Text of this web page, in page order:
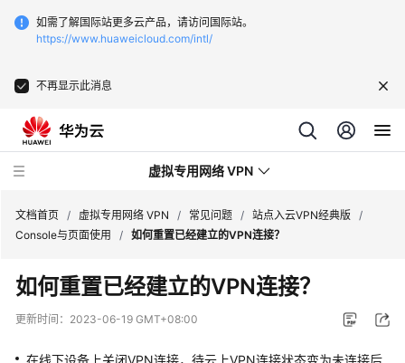
如需了解国际站更多云产品，请访问国际站。
https://www.huaweicloud.com/intl/
不再显示此消息
虚拟专用网络 VPN
最
新
动
文档首页 / 虚拟专用网络 VPN / 常见问题 / 站点入云VPN经典版
/
Console与页面使用
/ 如何重置已经建立的VPN连接？
如何重置已经建立的VPN连接？
更新时间： 2023-06-19 GMT+08:00
在线下设备上关闭VPN连接，待云上VPN连接状态变为未连接后